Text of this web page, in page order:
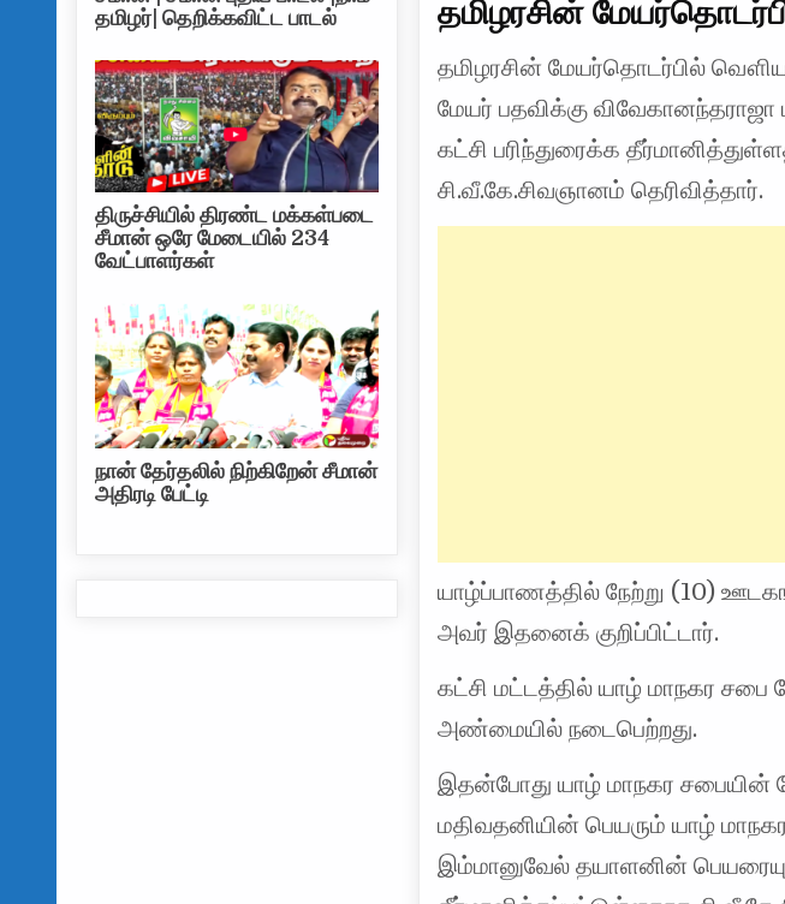
தமிழரசின்
தமிழரசின் மேயர்தொடர்பில்
மேயர் பதவிக்கு
கட்சி பரிந்துரைக்க
சி.வீ.கே.சிவஞானம் தெரிவித்தார்.
யாழ்ப்பாணத்தில் நேற்று (10)
அவர் இதனைக் குறிப்பிட்டார்.
கட்சி மட்டத்தில் யாழ் மாநகர
அண்மையில் நடைபெற்றது.
இதன்போது யாழ் மாநகர சபையின்
மதிவதனியின் பெயரும் யாழ்
இம்மானுவேல் தயாளனின்
தமிழர்| தெறிக்கவிட்ட பாடல்
திருச்சியில் திரண்ட மக்கள்படை
சீமான் ஒரே மேடையில் 234
வேட்பாளர்கள்
நான் தேர்தலில் நிற்கிறேன் சீமான்
அதிரடி பேட்டி